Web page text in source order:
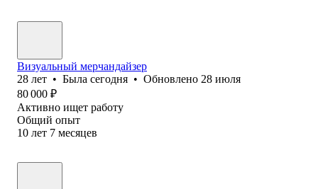
Визуальный мерчандайзер
28 лет • Была сегодня • Обновлено 28 июля
80 000 ₽
Активно ищет работу
Общий опыт
10 лет 7 месяцев